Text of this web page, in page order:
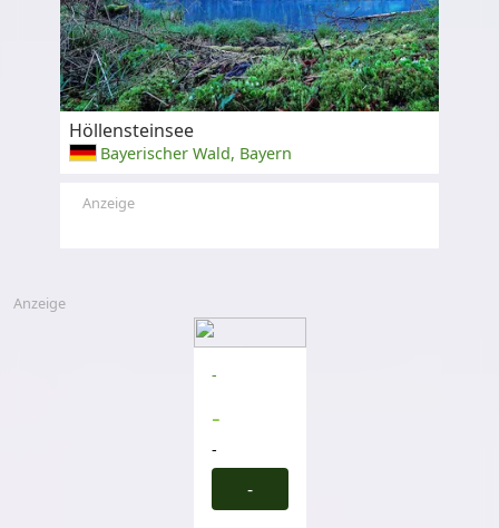
Höllensteinsee
Bayerischer Wald, Bayern
Anzeige
Anzeige
-
-
-
-